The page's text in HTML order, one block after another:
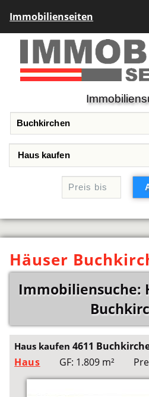
Immobilienseiten
Häuser
Immobiliensuche:
Haus kaufen4611
Haus
GF: 1.809 m²